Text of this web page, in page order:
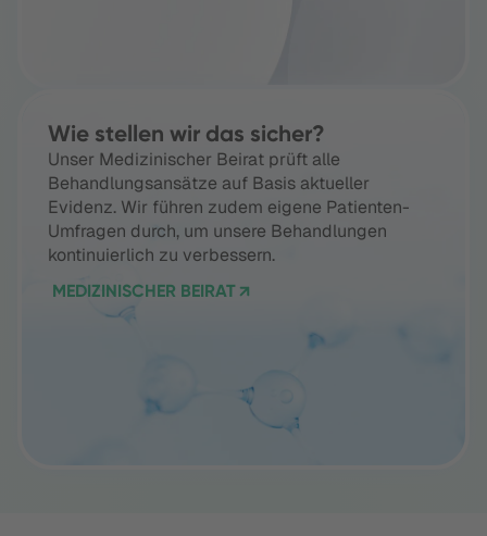
Wie stellen wir das sicher?
Unser Medizinischer Beirat prüft alle
Behandlungsansätze auf Basis aktueller
Evidenz. Wir führen zudem eigene Patienten-
Umfragen durch, um unsere Behandlungen
kontinuierlich zu verbessern.
MEDIZINISCHER BEIRAT